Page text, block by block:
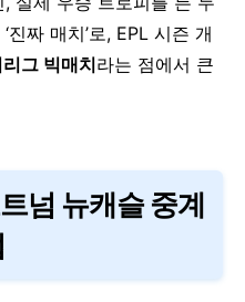
진짜 매치’로, EPL 시즌 개
그 빅매치라는 점에서 큰
넘 뉴캐슬 중계